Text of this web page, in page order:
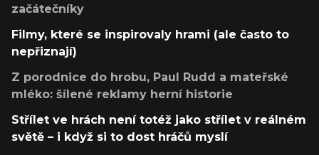
začátečníky
Filmy, které se inspirovaly hrami (ale často to
nepřiznají)
Z porodnice do hrobu, Paul Rudd a mateřské
mléko: šílené reklamy herní historie
Střílet ve hrách není totéž jako střílet v reálném
světě – i když si to dost hráčů myslí